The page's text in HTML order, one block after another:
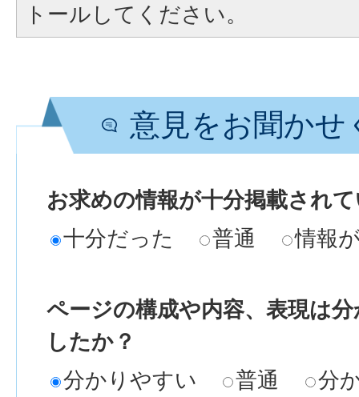
トールしてください。
意見をお聞かせ
お求めの情報が十分掲載され
十分だった
普通 情報
ページの構成や内容、表現は
したか？
分かりやすい
普通 分